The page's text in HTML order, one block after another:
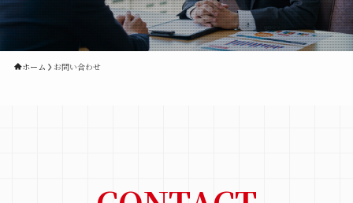
ホーム お問い合わせ